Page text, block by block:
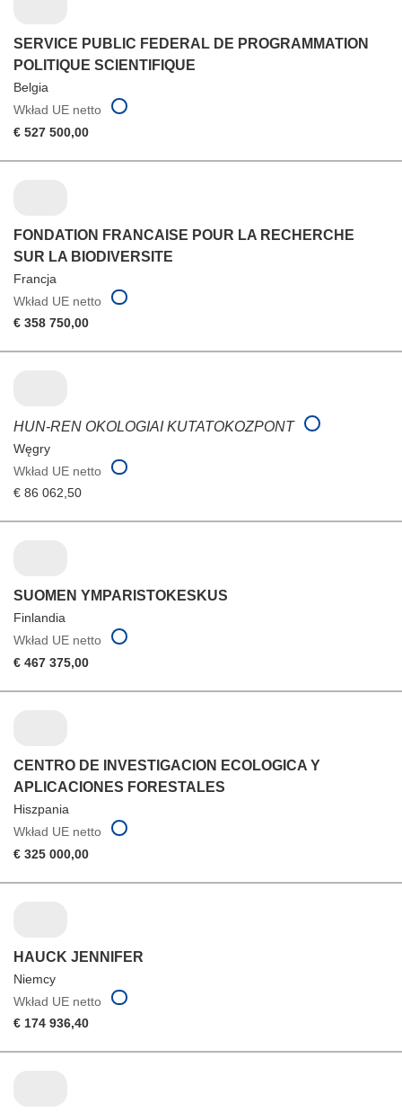
SERVICE PUBLIC FEDERAL DE PROGRAMMATION
POLITIQUE SCIENTIFIQUE
Belgia
Wkład UE netto
€ 527 500,00
FONDATION FRANCAISE POUR LA RECHERCHE
SUR LA BIODIVERSITE
Francja
Wkład UE netto
€ 358 750,00
HUN-REN OKOLOGIAI KUTATOKOZPONT
Węgry
Wkład UE netto
€ 86 062,50
SUOMEN YMPARISTOKESKUS
Finlandia
Wkład UE netto
€ 467 375,00
CENTRO DE INVESTIGACION ECOLOGICA Y
APLICACIONES FORESTALES
Hiszpania
Wkład UE netto
€ 325 000,00
HAUCK JENNIFER
Niemcy
Wkład UE netto
€ 174 936,40